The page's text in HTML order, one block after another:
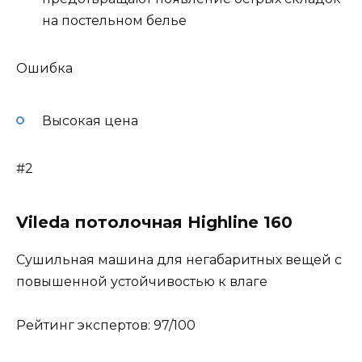
на постельном белье
Ошибка
Высокая цена
#2
Vileda потолочная Highline 160
Сушильная машина для негабаритных вещей с
повышенной устойчивостью к влаге
Рейтинг экспертов: 97/100